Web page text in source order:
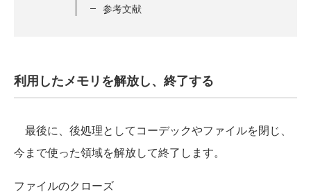
参考文献
利用したメモリを解放し、終了する
最後に、後処理としてコーデックやファイルを閉じ、
今まで使った領域を解放して終了します。
ファイルのクローズ